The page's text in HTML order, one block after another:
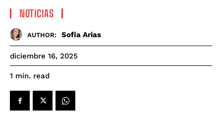
NOTICIAS
AUTHOR: Sofia Arias
diciembre 16, 2025
1 min. read